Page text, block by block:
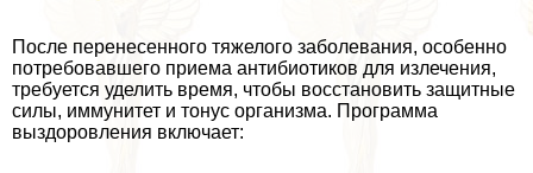
После перенесенного тяжелого заболевания, особенно
потребовавшего приема антибиотиков для излечения,
требуется уделить время, чтобы восстановить защитные
силы, иммунитет и тонус организма. Программа
выздоровления включает: